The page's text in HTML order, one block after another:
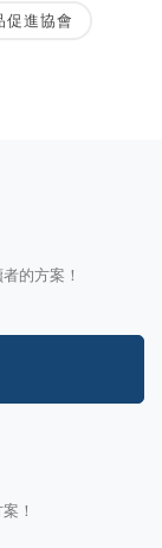
促進協會
的方案！
！